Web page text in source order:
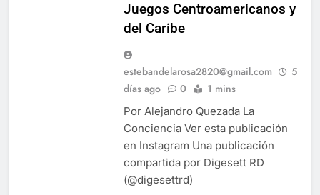
Juegos Centroamericanos y
del Caribe
estebandelarosa2820@gmail.com
5
días ago
0 1 mins
Por Alejandro Quezada La
Conciencia Ver esta publicación
en Instagram Una publicación
compartida por Digesett RD
(@digesettrd)